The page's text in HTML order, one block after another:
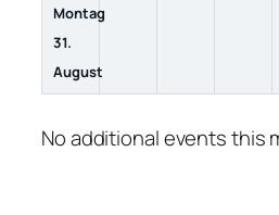
Montag
31.
August
No additional events this